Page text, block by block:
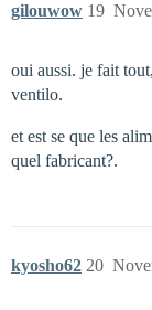
gilouwow 19
oui aussi. je fait
ventilo.
et est se que les
quel fabricant?.
kyosho62 20